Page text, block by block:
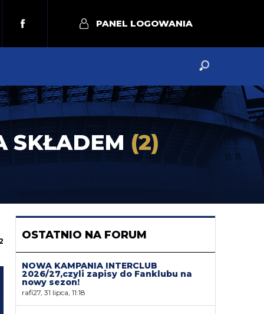
PANEL LOGOWANIA
SKŁADEM (2)
OSTATNIO NA FORUM
NOWA KAMPANIA INTERCLUB
2026/27,czyli zapisy do Fanklubu na
nowy sezon!
rafi27, 31 lipca, 11:18